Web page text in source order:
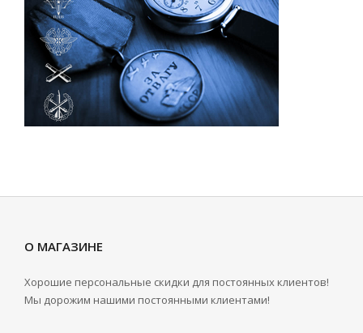
О МАГАЗИНЕ
Хорошие персональные скидки для постоянных клиентов!
Мы дорожим нашими постоянными клиентами!